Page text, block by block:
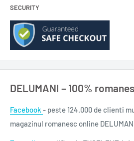
SECURITY
DELUMANI – 100%
Facebook - peste 124.000 de clienti
magazinul romanesc online